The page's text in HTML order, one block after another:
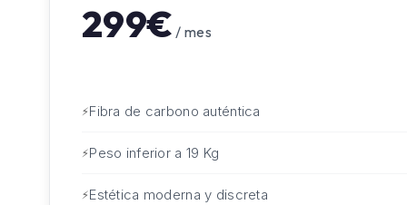
299€ / mes
Fibra de carbono auténtica
Peso inferior a 19 Kg
Estética moderna y discreta